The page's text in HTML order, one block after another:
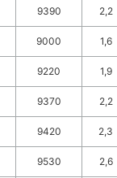
9390 2,2
9000 1,6
9220 1,9
9370 2,2
9420 2,3
9530 2,6